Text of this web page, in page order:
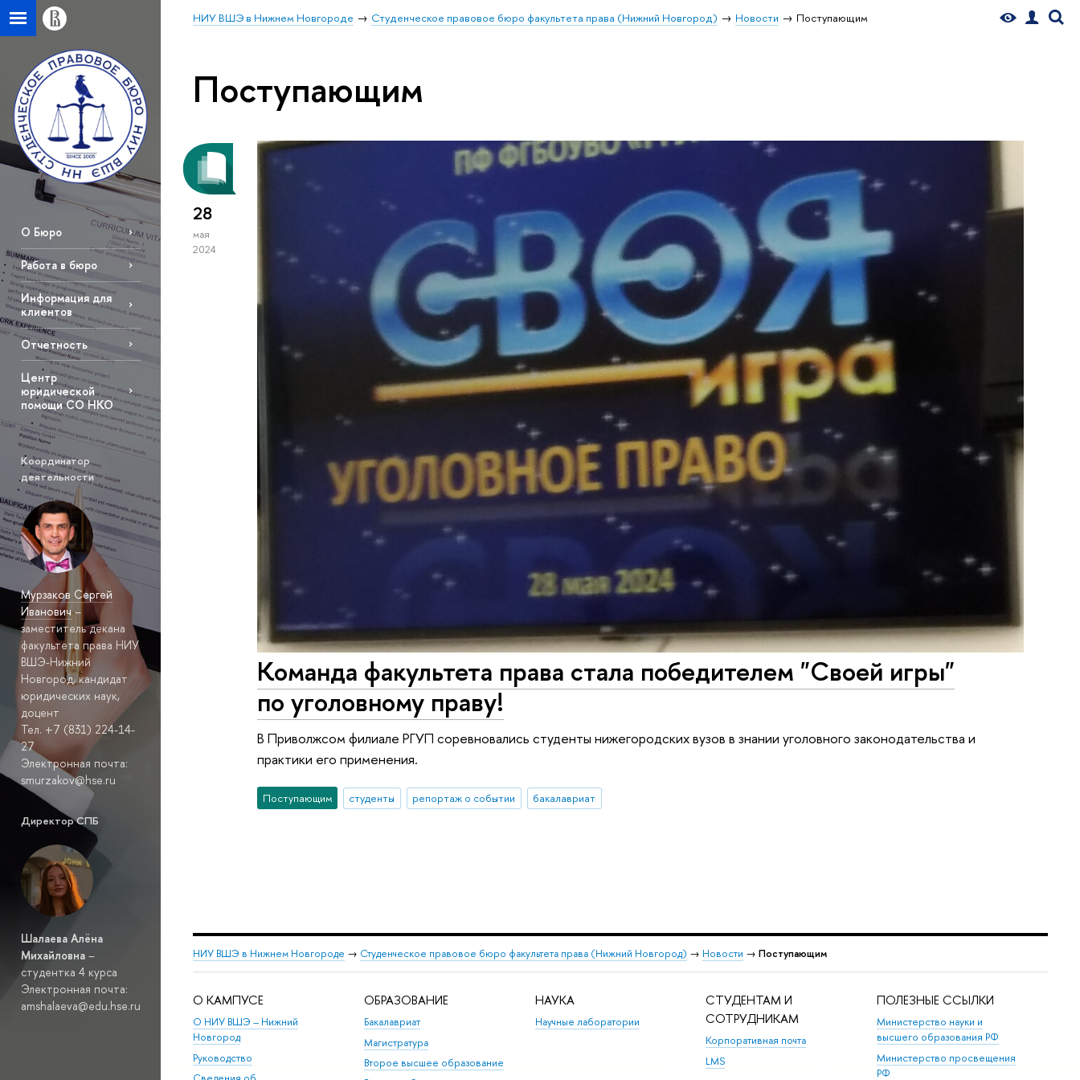
НИУ ВШЭ в Нижнем Новгороде Студенческое правовое бюро факультета права (Нижний Новгород) Новости Поступающим
О Бюро
Работа в бюро
Информация для
клиентов
Отчетность
Центр
юридической
помощи СО НКО
Координатор
деятельности
Мурзаков Сергей
Иванович–
заместитель декана
факультета права НИУ
ВШЭ-Нижний
Новгород, кандидат
юридических наук,
доцент
Тел. +7 (831) 224-14-
27
Электронная почта:
smurzakov@hse.ru
Директор СПБ
Шалаева Алёна
Михайловна –
студентка 4 курса
Электронная почта:
amshalaeva@edu.hse.ru
Поступающим
28
мая
2024
Команда факультета права стала победителем "Своей игры"
по уголовному праву!
В Приволжсом филиале РГУП соревновались студенты нижегородских вузов в знании уголовного законодательства и
практики его применения.
Поступающим студенты репортаж о событии бакалавриат
НИУ ВШЭ в Нижнем Новгороде → Студенческое правовое бюро факультета права (Нижний Новгород) → Новости → Поступающим
О КАМПУСЕ
О НИУ ВШЭ – Нижний
Новгород
Руководство
ОБРАЗОВАНИЕ
Бакалавриат
Магистратура
Второе высшее образование
НАУКА
Научные лаборатории
СТУДЕНТАМ И
СОТРУДНИКАМ
Корпоративная почта
LMS
ПОЛЕЗНЫЕ ССЫЛКИ
Министерство науки и
высшего образования РФ
Министерство просвещения
РФ